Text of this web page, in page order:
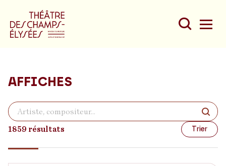
Du
Au
AFFICHES
1859 résultats Trier